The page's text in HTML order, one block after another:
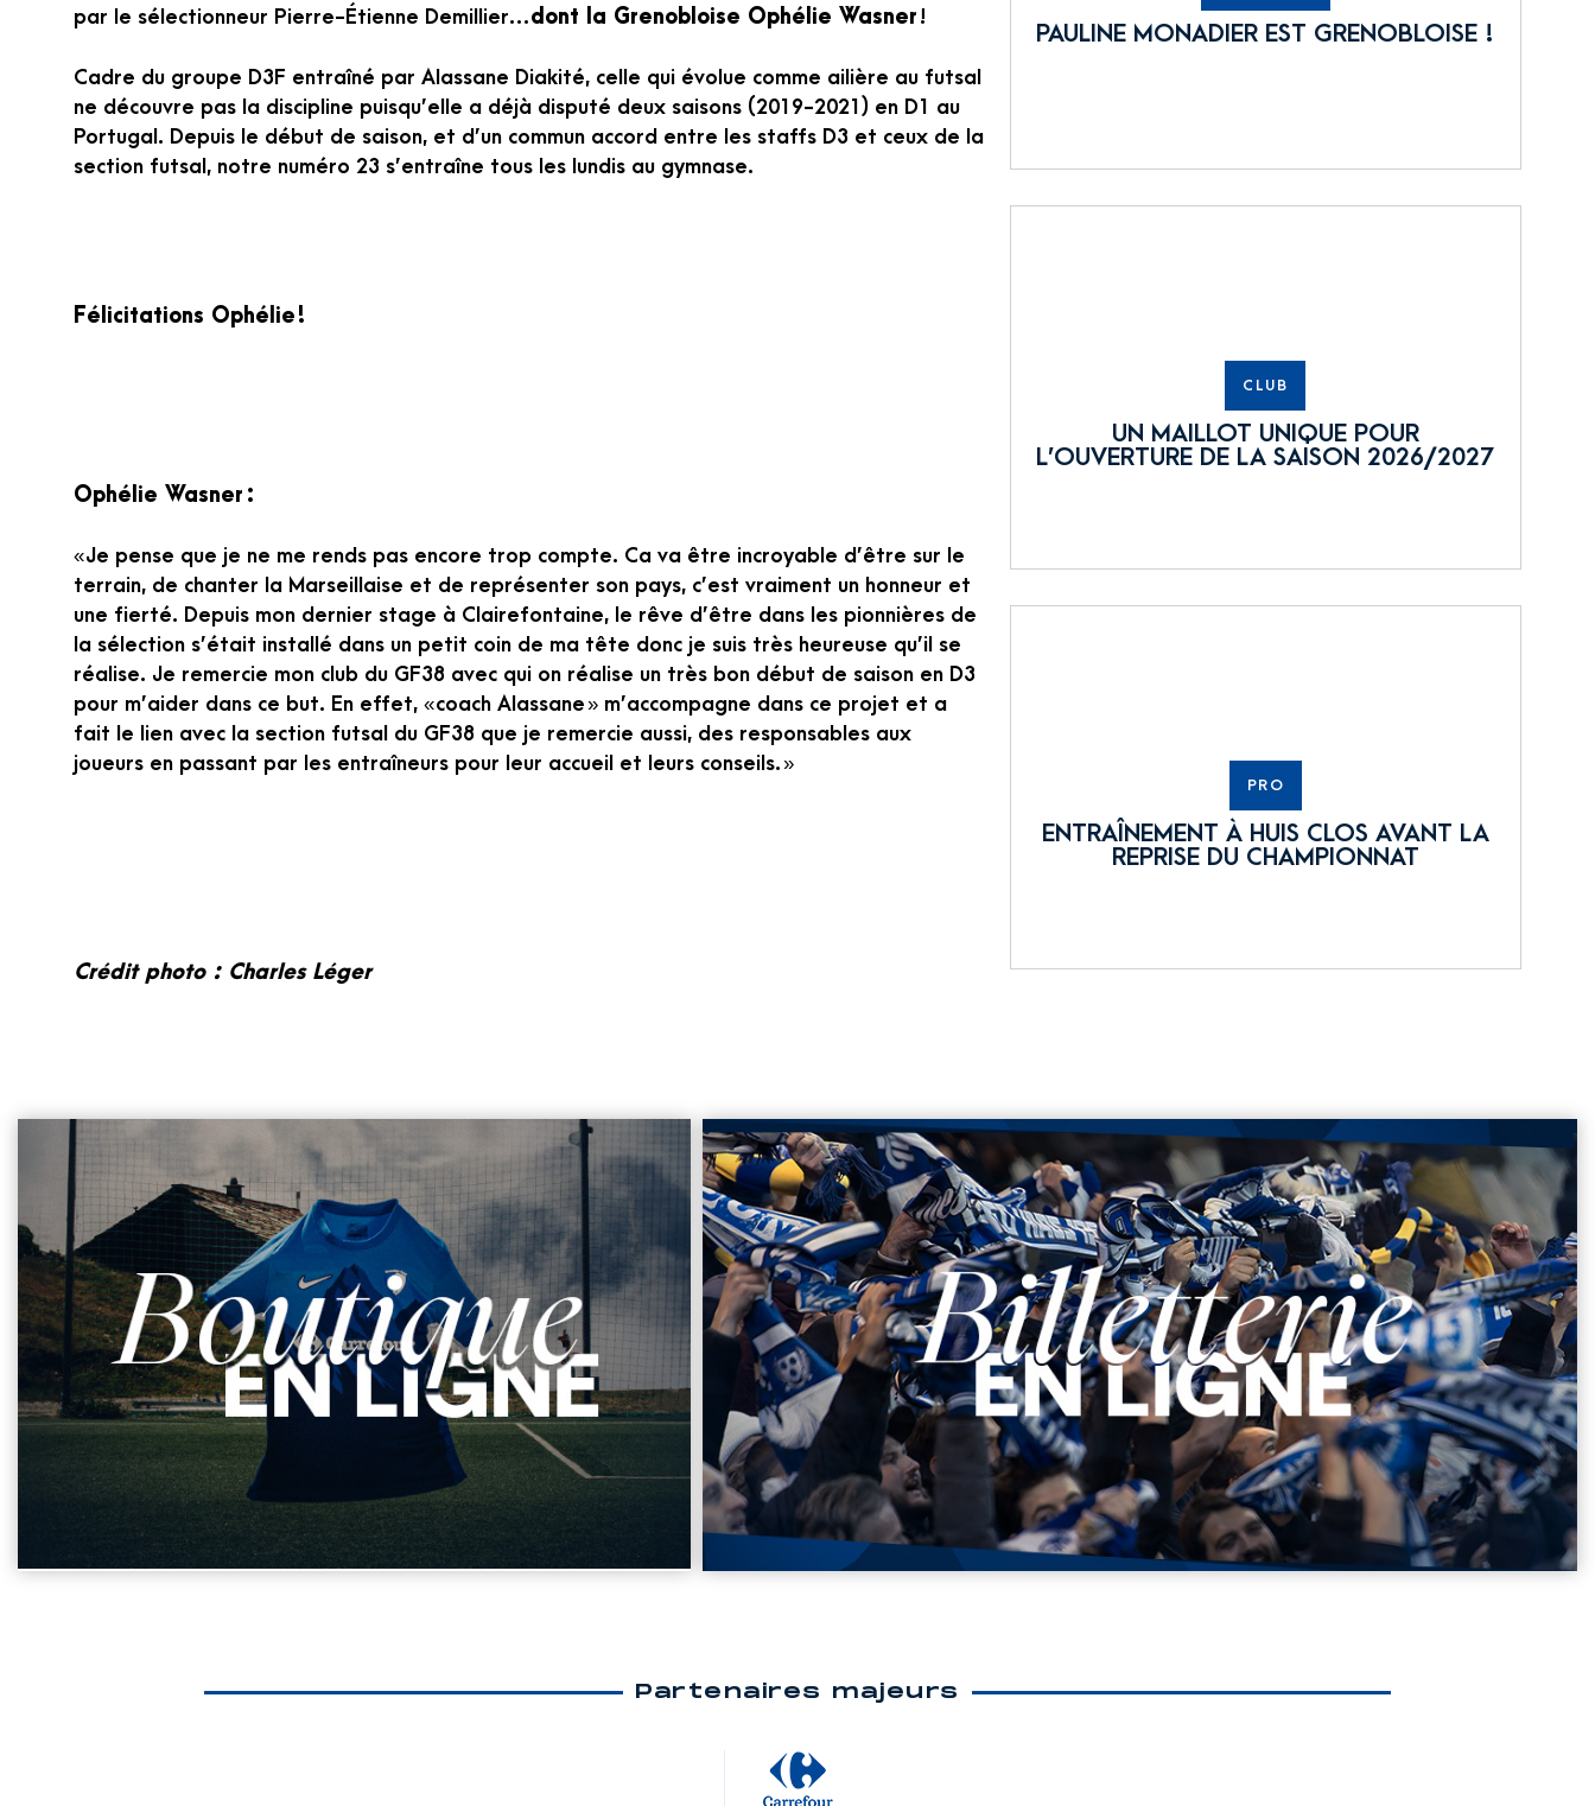
par le sélectionneur Pierre-Étienne Demillier…dont la Grenobloise Ophélie Wasner !
Cadre du groupe D3F entraîné par Alassane Diakité, celle qui évolue comme ailière au futsal
ne découvre pas la discipline puisqu’elle a déjà disputé deux saisons (2019-2021) en D1 au
Portugal. Depuis le début de saison, et d’un commun accord entre les staffs D3 et ceux de la
section futsal, notre numéro 23 s’entraîne tous les lundis au gymnase.
Félicitations Ophélie !
Ophélie Wasner :
« Je pense que je ne me rends pas encore trop compte. Ca va être incroyable d’être sur le
terrain, de chanter la Marseillaise et de représenter son pays, c’est vraiment un honneur et
une fierté. Depuis mon dernier stage à Clairefontaine, le rêve d’être dans les pionnières de
la sélection s’était installé dans un petit coin de ma tête donc je suis très heureuse qu’il se
réalise. Je remercie mon club du GF38 avec qui on réalise un très bon début de saison en D3
pour m’aider dans ce but. En effet, « coach Alassane » m’accompagne dans ce projet et a
fait le lien avec la section futsal du GF38 que je remercie aussi, des responsables aux
joueurs en passant par les entraîneurs pour leur accueil et leurs conseils. »
Crédit photo : Charles Léger
PAULINE MONADIER EST GRENOBLOISE !
CLUB
UN MAILLOT UNIQUE POUR
L’OUVERTURE DE LA SAISON 2026/2027
PRO
ENTRAÎNEMENT À HUIS CLOS AVANT LA
REPRISE DU CHAMPIONNAT
Partenaires majeurs